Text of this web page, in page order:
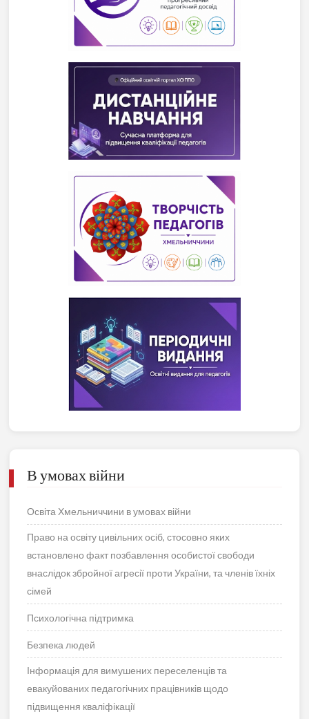
В умовах війни
Освіта Хмельниччини в умовах війни
Право на освіту цивільних осіб, стосовно яких
встановлено факт позбавлення особистої свободи
внаслідок збройної агресії проти України, та членів їхніх
сімей
Психологічна підтримка
Безпека людей
Інформація для вимушених переселенців та
евакуйованих педагогічних працівників щодо
підвищення кваліфікації